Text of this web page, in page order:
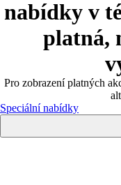
nabídky v
platná,
Pro zobrazení platných
Speciální nabídky